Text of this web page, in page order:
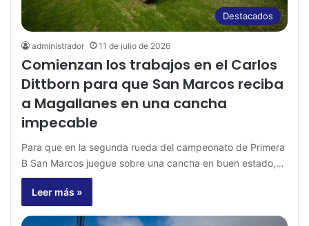
Destacados
administrador 11 de julio de 2026
Comienzan los trabajos en el Carlos
Dittborn para que San Marcos reciba
a Magallanes en una cancha
impecable
Para que en la segunda rueda del campeonato de Primera
B San Marcos juegue sobre una cancha en buen estado,…
Leer más »